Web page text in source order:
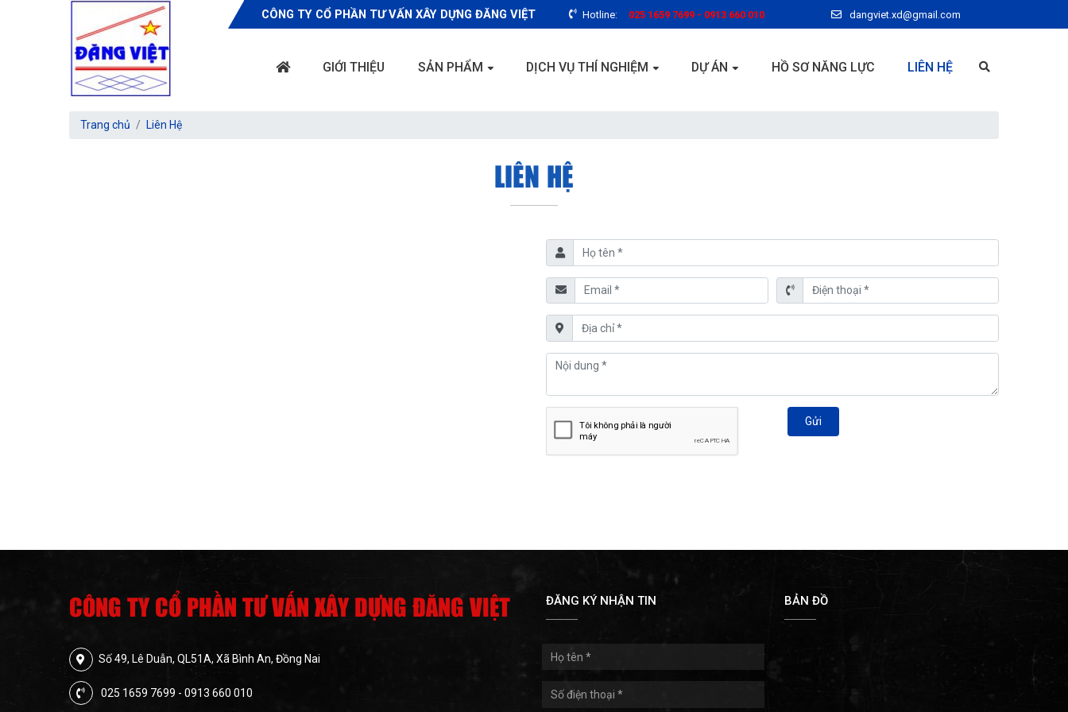
CÔNG TY CỔ PHẦN TƯ VẤN XÂY DỰNG ĐĂNG VIỆT Hotline: 025 1659 7699 - 0913 660 010 dangviet.xd@gmail.com
GIỚI THIỆU SẢN PHẨM DỊCH VỤ THÍ NGHIỆM DỰ ÁN HỒ SƠ NĂNG LỰC LIÊN HỆ
Trang chủ Liên Hệ
LIÊN HỆ
Gửi
CÔNG TY CỔ PHẦN TƯ VẤN XÂY DỰNG ĐĂNG VIỆT
Số 49, Lê Duẫn, QL51A, Xã Bình An, Đồng Nai
025 1659 7699 - 0913 660 010
ĐĂNG KÝ NHẬN TIN BẢN ĐỒ